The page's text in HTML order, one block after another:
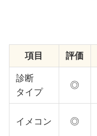
項目 評価
診断
タイプ
◎
イメコン ◎